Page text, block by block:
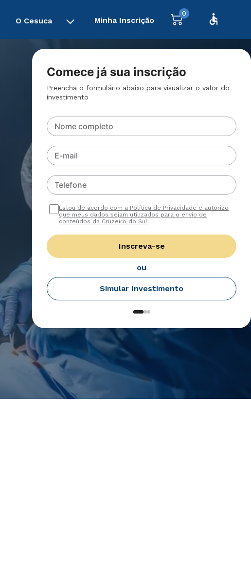
O Cesuca Minha Inscrição
0
Comece já sua inscrição
Preencha o formulário abaixo para visualizar o valor do
investimento
Nome completo
E-mail
Telefone
Estou de acordo com a Política de Privacidade e autorizo
que meus dados sejam utilizados para o envio de
conteúdos da Cruzeiro do Sul.
Inscreva-se
ou
Simular Investimento